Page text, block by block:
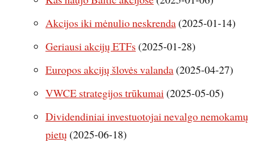
Akcijos iki mėnulio neskrenda(2025-01-14)
Geriausi akcijų ETFs (2025-01-28)
Europos akcijų šlovės valanda(2025-04-27)
VWCE strategijos trūkumai(2025-05-05)
Dividendiniai investuotojai nevalgo nemokamų
pietų(2025-06-18)